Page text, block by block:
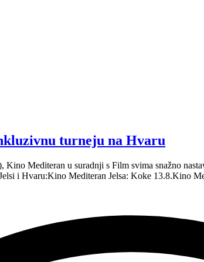
turneju na Hvaru
Mediteran u suradnji s Film svima snažno
i Hvaru:Kino Mediteran Jelsa: Koke 13.8.Kino